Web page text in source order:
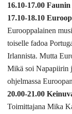
16.10-17.00
17.10-18.10
Eurooppalainen
toiselle fadoa
Irlannista. Mutta
Mikä soi Napapiirin
ohjelmassa
20.00-21.00
Toimittajana Mika